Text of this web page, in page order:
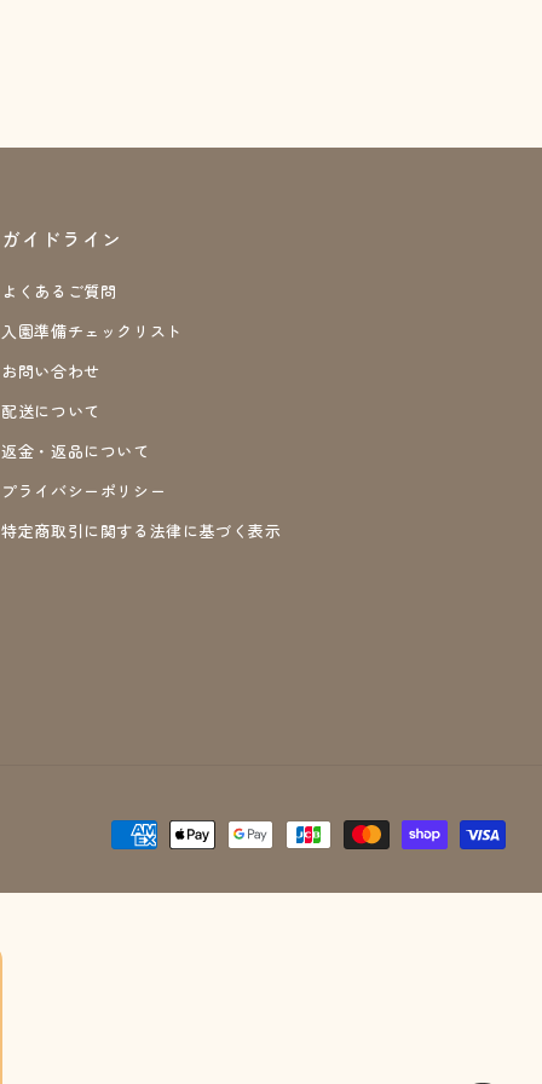
ガイドライン
よくあるご質問
入園準備チェックリスト
お問い合わせ
配送について
返金・返品について
プライバシーポリシー
特定商取引に関する法律に基づく表示
方